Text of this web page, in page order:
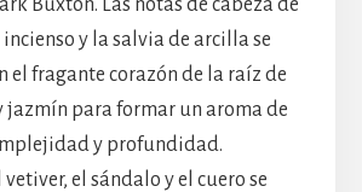
Buxton. Las notas de cabeza de
incienso y la salvia de arcilla se
el fragante corazón de la raíz de
jazmín para formar un aroma de
y profundidad.
vetiver, el sándalo y el cuero se